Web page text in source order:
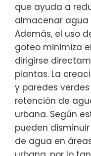
que ayuda a
almacenar agua
Además, el uso
goteo minimiza
dirigirse
plantas. La
y paredes
retención de
urbana. Según
pueden
de agua en